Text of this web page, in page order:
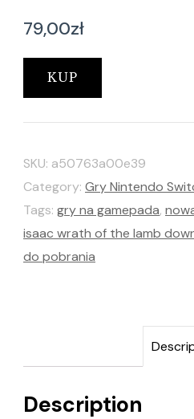
79,00zł
KUP
SKU: a50763a00e39
Category: Gry Nintendo
Tags: gry na gamepada,
isaac wrath of the lamb
do pobrania
Description